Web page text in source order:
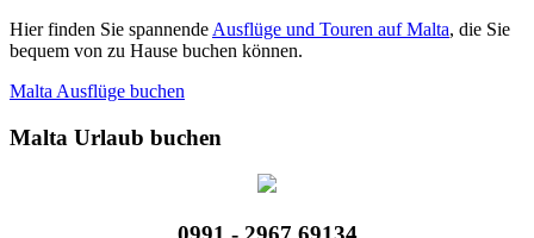
Hier finden Sie spannende Ausflüge und Touren auf Malta, die Sie
bequem von zu Hause buchen können.
Malta Ausflüge buchen
Malta Urlaub buchen